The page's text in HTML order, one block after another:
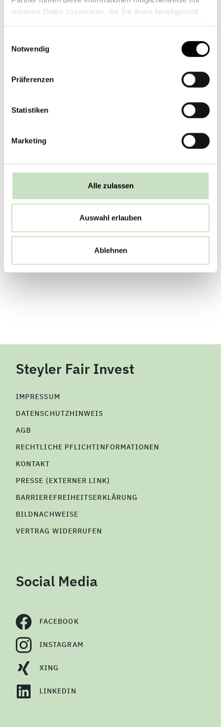
weiteren Daten zusammen, die Sie ihnen bereitgestellt
Notwendig
Präferenzen
Statistiken
Marketing
Alle zulassen
Auswahl erlauben
Ablehnen
Im Bild ist eine
Rechenaufgabe zu sehen.
von Spam. Die dargestellten
Steyler Fair Invest
IMPRESSUM
DATENSCHUTZHINWEIS
AGB
RECHTLICHE PFLICHTINFORMATIONEN
KONTAKT
PRESSE (EXTERNER LINK)
BARRIEREFREIHEITSERKLÄRUNG
BILDNACHWEISE
VERTRAG WIDERRUFEN
Social Media
FACEBOOK
INSTAGRAM
XING
LINKEDIN